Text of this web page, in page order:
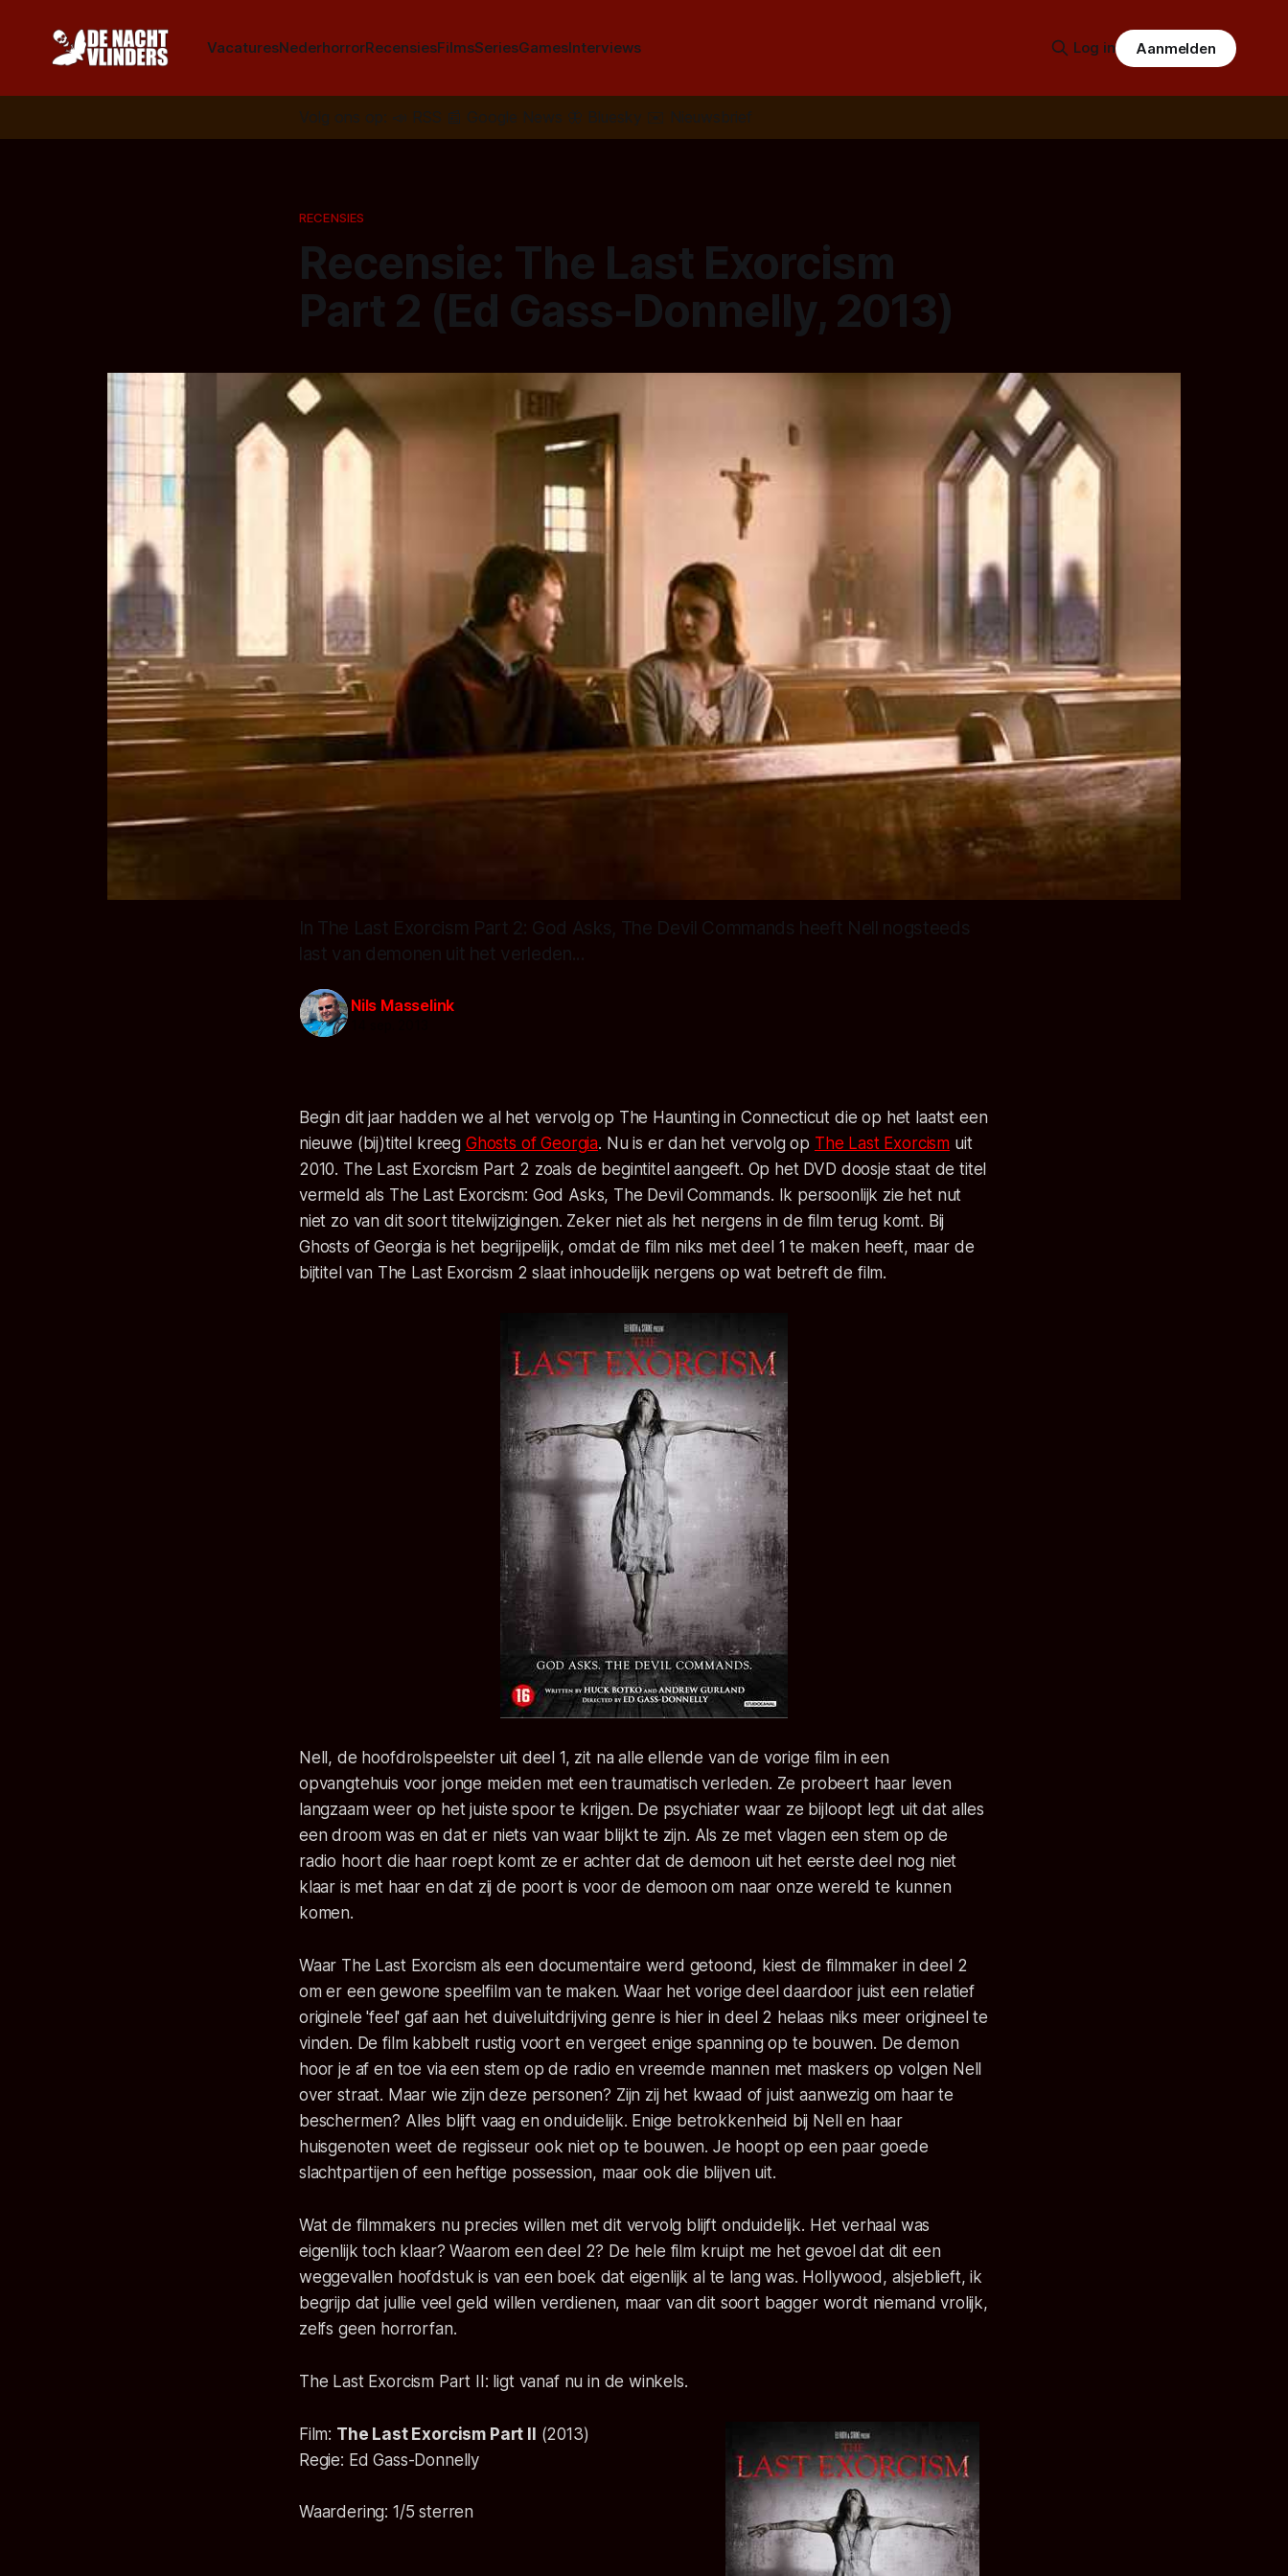
VacaturesNederhorrorRecensiesFilmsSeriesGamesInterviews Log in Aanmelden
Volg ons op: 📣 RSS 📰 Google News 🦋 Bluesky ✉️ Nieuwsbrief
RECENSIES
Recensie: The Last Exorcism
Part 2 (Ed Gass-Donnelly, 2013)
In The Last Exorcism Part 2: God Asks, The Devil Commands heeft Nell nogsteeds
last van demonen uit het verleden...
Nils Masselink
Begin dit jaar hadden we al het vervolg op The Haunting in Connecticut die op het laatst een
nieuwe (bij)titel kreeg Ghosts of Georgia. Nu is er dan het vervolg op The Last Exorcism uit
2010. The Last Exorcism Part 2 zoals de begintitel aangeeft. Op het DVD doosje staat de titel
vermeld als The Last Exorcism: God Asks, The Devil Commands. Ik persoonlijk zie het nut
niet zo van dit soort titelwijzigingen. Zeker niet als het nergens in de film terug komt. Bij
Ghosts of Georgia is het begrijpelijk, omdat de film niks met deel 1 te maken heeft, maar de
bijtitel van The Last Exorcism 2 slaat inhoudelijk nergens op wat betreft de film.
Nell, de hoofdrolspeelster uit deel 1, zit na alle ellende van de vorige film in een
opvangtehuis voor jonge meiden met een traumatisch verleden. Ze probeert haar leven
langzaam weer op het juiste spoor te krijgen. De psychiater waar ze bijloopt legt uit dat alles
een droom was en dat er niets van waar blijkt te zijn. Als ze met vlagen een stem op de
radio hoort die haar roept komt ze er achter dat de demoon uit het eerste deel nog niet
klaar is met haar en dat zij de poort is voor de demoon om naar onze wereld te kunnen
komen.
Waar The Last Exorcism als een documentaire werd getoond, kiest de filmmaker in deel 2
om er een gewone speelfilm van te maken. Waar het vorige deel daardoor juist een relatief
originele 'feel' gaf aan het duiveluitdrijving genre is hier in deel 2 helaas niks meer origineel te
vinden. De film kabbelt rustig voort en vergeet enige spanning op te bouwen. De demon
hoor je af en toe via een stem op de radio en vreemde mannen met maskers op volgen Nell
over straat. Maar wie zijn deze personen? Zijn zij het kwaad of juist aanwezig om haar te
beschermen? Alles blijft vaag en onduidelijk. Enige betrokkenheid bij Nell en haar
huisgenoten weet de regisseur ook niet op te bouwen. Je hoopt op een paar goede
slachtpartijen of een heftige possession, maar ook die blijven uit.
Wat de filmmakers nu precies willen met dit vervolg blijft onduidelijk. Het verhaal was
eigenlijk toch klaar? Waarom een deel 2? De hele film kruipt me het gevoel dat dit een
weggevallen hoofdstuk is van een boek dat eigenlijk al te lang was. Hollywood, alsjeblieft, ik
begrijp dat jullie veel geld willen verdienen, maar van dit soort bagger wordt niemand vrolijk,
zelfs geen horrorfan.
The Last Exorcism Part II: ligt vanaf nu in de winkels.
Film: The Last Exorcism Part II (2013)
Regie: Ed Gass-Donnelly
Waardering: 1 /5 sterren